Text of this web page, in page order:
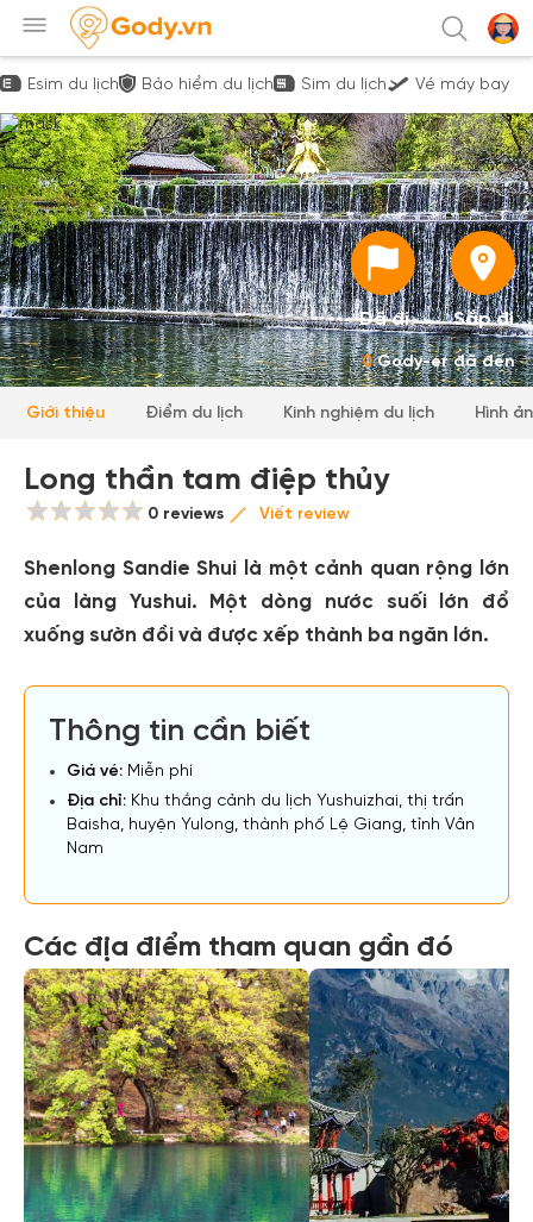
Esim du lịch Bảo hiểm du lịch Sim du lịch Vé máy bay
Đã đi Sắp đi
0Gody-er đã đến
Giới thiệu Điểm du lịch Kinh nghiệm du lịch Hình
Long thần tam điệp thủy
0 reviews Viết review
Shenlong Sandie Shui là một cảnh quan rộng lớn
của làng Yushui. Một dòng nước suối lớn đổ
xuống sườn đồi và được xếp thành ba ngăn lớn.
Thông tin cần biết
Giá vé: Miễn phí
Địa chỉ: Khu thắng cảnh du lịch Yushuizhai, thị trấn
Baisha, huyện Yulong, thành phố Lệ Giang, tỉnh Vân
Nam
Các địa điểm tham quan gần đó